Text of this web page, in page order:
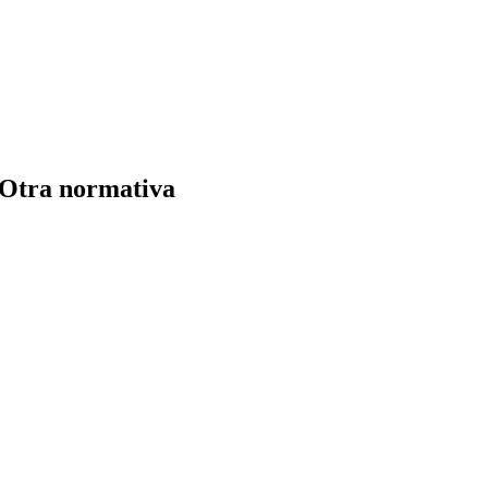
normativa